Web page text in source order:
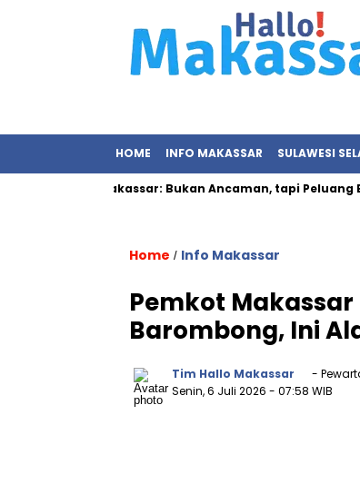
HOME INFO MAKASSAR SULAWESI
Pemkot Makassar: Bukan Ancaman, tapi Peluang
Home / Info Makassar
Pemkot
Barombong, Ini
Tim Hallo Makassar
-
Senin, 6 Juli 2026 - 07:58 WIB